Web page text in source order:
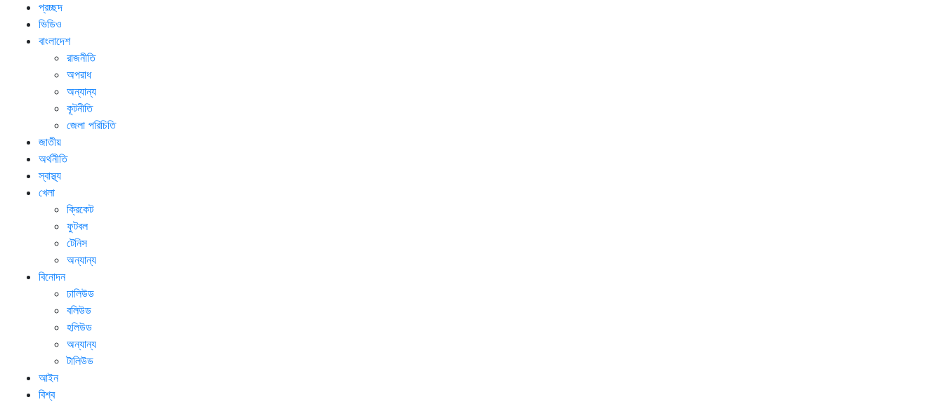
প্রচ্ছদ
ভিডিও
বাংলাদেশ
রাজনীতি
অপরাধ
অন্যান্য
কূটনীতি
জেলা পরিচিতি
জাতীয়
অর্থনীতি
স্বাস্থ্য
খেলা
ক্রিকেট
ফুটবল
টেনিস
অন্যান্য
বিনোদন
ঢালিউড
বলিউড
হলিউড
অন্যান্য
টালিউড
আইন
বিশ্ব